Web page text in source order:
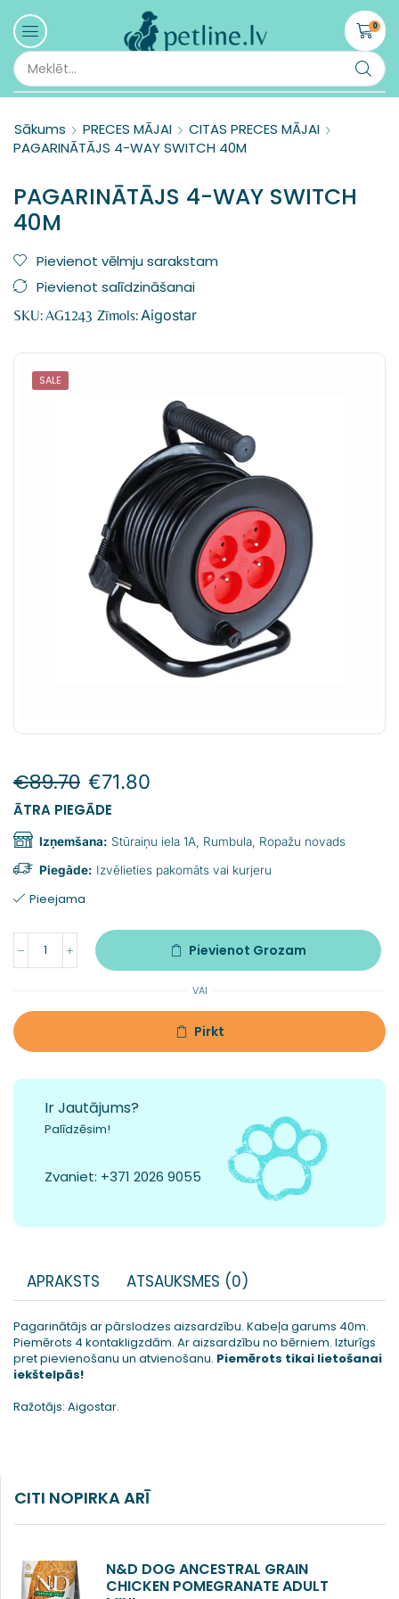
0
Sākums PRECES MĀJAI
CITAS PRECES MĀJAI
PAGARINĀTĀJS 4-WAY SWITCH 40M
PAGARINĀTĀJS 4-WAY SWITCH
40M
Pievienot vēlmju sarakstam
Pievienot salīdzināšanai
SKU:AG1243 Zīmols:Aigostar
SALE
€89.70 €71.80
ĀTRA PIEGĀDE
Izņemšana: Stūraiņu iela 1A, Rumbula, Ropažu novads
Piegāde: Izvēlieties pakomāts vai kurjeru
Pieejama
Pievienot Grozam
VAI
Pirkt
Ir Jautājums?
Palīdzēsim!
Zvaniet: +371 2026 9055
APRAKSTS ATSAUKSMES (0)
Pagarinātājs ar pārslodzes aizsardzību. Kabeļa garums 40m.
Piemērots 4 kontakligzdām. Ar aizsardzību no bērniem. Izturīgs
pret pievienošanu un atvienošanu. Piemērots tikai lietošanai
iekštelpās!
Ražotājs: Aigostar.
CITI NOPIRKA ARĪ
N&D DOG ANCESTRAL GRAIN
CHICKEN POMEGRANATE ADULT